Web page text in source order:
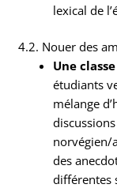
lexical de
4.2. Nouer des
Une
étudiants
mélange
norvégien/
des
différentes